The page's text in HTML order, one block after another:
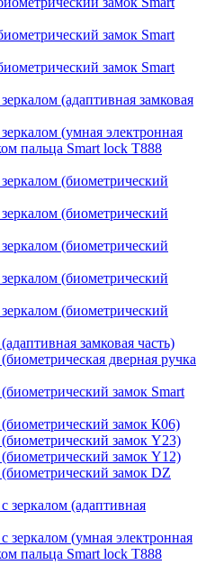
замок Smart
замок Smart
(адаптивная замковая
(умная электронная
пальца Smart lock T888
(биометрический
(биометрический
(биометрический
(биометрический
(биометрический
замковая часть)
дверная ручка
замок Smart
замок К06)
замок Y23)
замок Y12)
замок DZ
зеркалом (адаптивная
зеркалом (умная электронная
пальца Smart lock T888